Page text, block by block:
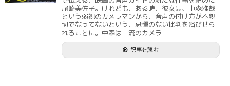
尾崎美佐子。けれども、ある時、彼女は、中森雅哉
という弱視のカメラマンから、音声の付け方が不親
切でなってないという、忌憚のない批判を浴びせら
れることに。中森は一流のカメラ
記事を読む